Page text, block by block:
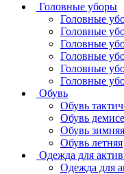
Головные уборы
Головные
Головные
Головные
Головные
Головные
Головные
Обувь
Обувь
Обувь
Обувь зимняя
Обувь летняя
Одежда для
Одежда для